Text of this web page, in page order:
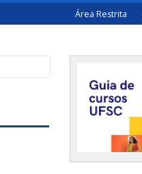
Área Restrita